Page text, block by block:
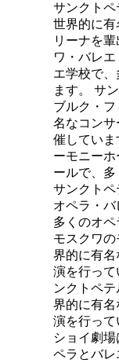
サンクトペ
世界的に有
リーナを
ワ・バレ
エ学校で
ます。 サ
ブルク・
名なコンサ
催してい
ーモニー
ールで、多
サンクトペ
オペラ・バ
多くのオペ
モスクワ
界的に有
演を行っ
ンクトペ
界的に有
演を行って
ショイ劇
ペラとバレ